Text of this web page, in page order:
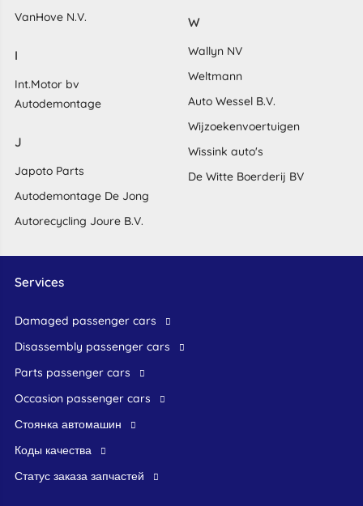
VanHove N.V.
I
Int.Motor bv
Autodemontage
J
Japoto Parts
Autodemontage De Jong
Autorecycling Joure B.V.
W
Wallyn NV
Weltmann
Auto Wessel B.V.
Wijzoekenvoertuigen
Wissink auto's
De Witte Boerderij BV
Services
damaged passenger cars
disassembly passenger cars
parts passenger cars
occasion passenger cars
стоянка автомашин
Коды качества
Статус заказа запчастей